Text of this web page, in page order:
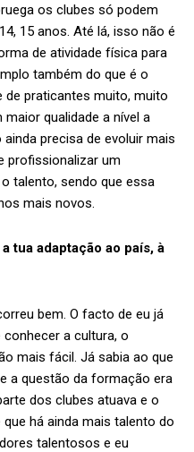
os clubes só podem
15 anos. Até lá, isso não é
de atividade física para
também do que é o
de praticantes muito, muito
qualidade a nível a
precisa de evoluir mais
profissionalizar um
talento, sendo que essa
mais novos.
tua adaptação ao país, à
bem. O facto de eu já
a cultura, o
mais fácil. Já sabia ao que
a questão da formação era
dos clubes atuava e o
há ainda mais talento do
talentosos e eu